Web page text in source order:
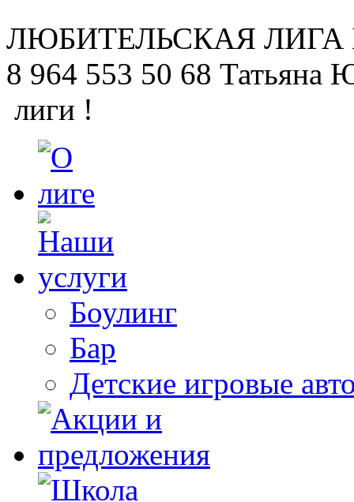
ЛЮБИТЕЛЬСКАЯ ЛИГА
8 964 553 50 68 Татьяна
лиги !
Боулинг
Бар
Детские игровые